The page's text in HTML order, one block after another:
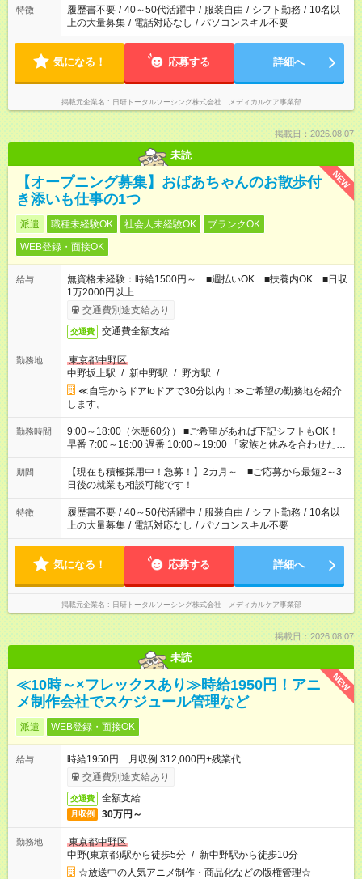
特徴 履歴書不要 / 40～50代活躍中 / 服装自由 / シフト勤務 / 10名以
上の大量募集 / 電話対応なし / パソコンスキル不要
気になる！ 応募する 詳細へ
掲載元企業名 日研トータルソーシング株式会社 メディカルケア事業部
掲載日：2026.08.07
未読
NEW
【オープニング募集】おばあちゃんのお散歩付
き添いも仕事の1つ
派遣 職種未経験OK 社会人未経験OK
ブランクOK
WEB登録・面接OK
給与
無資格未経験：時給1500円～ ■週払いOK ■扶養内OK ■日収
1万2000円以上
交通費別途支給あり
交通費 交通費全額支給
勤務地
東京都中野区
中野坂上駅 / 新中野駅 / 野方駅 / …
≪自宅からドアtoドアで30分以内！≫ご希望の勤務地を紹介
します。
勤務時間
9:00～18:00（休憩60分） ■ご希望があれば下記シフトもOK！
早番 7:00～16:00 遅番 10:00～19:00 「家族と休みを合わせた
い」 「余裕を持って夕飯の準備がしたい」 「できれば残業はし
たくない」 など、ご希望を教えてくださいね。 ※Wワーク希望
の方へ 今ご覧のお仕事で希望する勤務時間と、もう1つのお仕事
の勤務時間。 合計で週40時間を超える場合は応募できません。
期間
【現在も積極採用中！急募！】2カ月～ ■ご応募から最短2～3
日後の就業も相談可能です！
特徴 履歴書不要 / 40～50代活躍中 / 服装自由 / シフト勤務 / 10名以
上の大量募集 / 電話対応なし / パソコンスキル不要
気になる！ 応募する 詳細へ
掲載元企業名 日研トータルソーシング株式会社 メディカルケア事業部
掲載日：2026.08.07
未読
NEW
≪10時～×フレックスあり≫時給1950円！アニ
メ制作会社でスケジュール管理など
派遣 WEB登録・面接OK
給与
時給1950円 月収例 312,000円+残業代
交通費別途支給あり
交通費 全額支給
月収例 30万円～
勤務地
東京都中野区
中野(東京都)駅から徒歩5分 / 新中野駅から徒歩10分
☆放送中の人気アニメ制作・商品化などの版権管理☆